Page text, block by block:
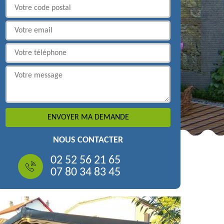
NOUS CONTACTER
02 52 56 21 65
07 80 34 83 45